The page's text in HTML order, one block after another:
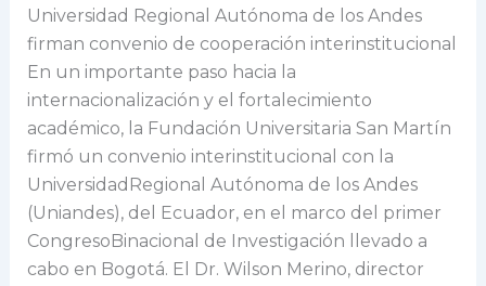
Universidad Regional Autónoma de los Andes
firman convenio de cooperación interinstitucional
En un importante paso hacia la
internacionalización y el fortalecimiento
académico, la Fundación Universitaria San Martín
firmó un convenio interinstitucional con la
UniversidadRegional Autónoma de los Andes
(Uniandes), del Ecuador, en el marco del primer
CongresoBinacional de Investigación llevado a
cabo en Bogotá. El Dr. Wilson Merino, director